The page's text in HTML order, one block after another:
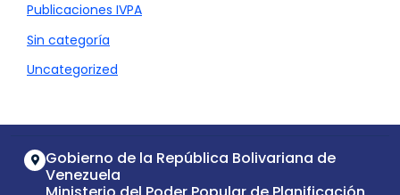
Publicaciones IVPA
Sin categoría
Uncategorized
Gobierno de la República Bolivariana de
Venezuela